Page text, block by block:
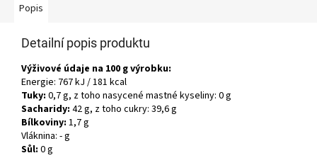
Popis
Detailní popis produktu
Výživové údaje na 100 g výrobku:
Energie: 767 kJ / 181 kcal
Tuky: 0,7 g, z toho nasycené mastné kyseliny: 0 g
Sacharidy: 42 g, z toho cukry: 39,6 g
Bílkoviny: 1,7 g
Vláknina: - g
Sůl: 0 g